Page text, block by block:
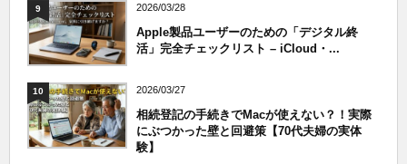
9 2026/03/28
Apple製品ユーザーのための「デジタル終
活」完全チェックリスト – iCloud・...
10 2026/03/27
相続登記の手続きでMacが使えない？！実際
にぶつかった壁と回避策【70代夫婦の実体
験】